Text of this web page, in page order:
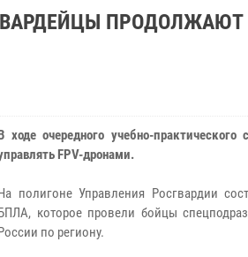
ходе очередного учебно-
FPV-дронами.
полигоне Управления Росгвардии
которое провели бойцы
по региону.